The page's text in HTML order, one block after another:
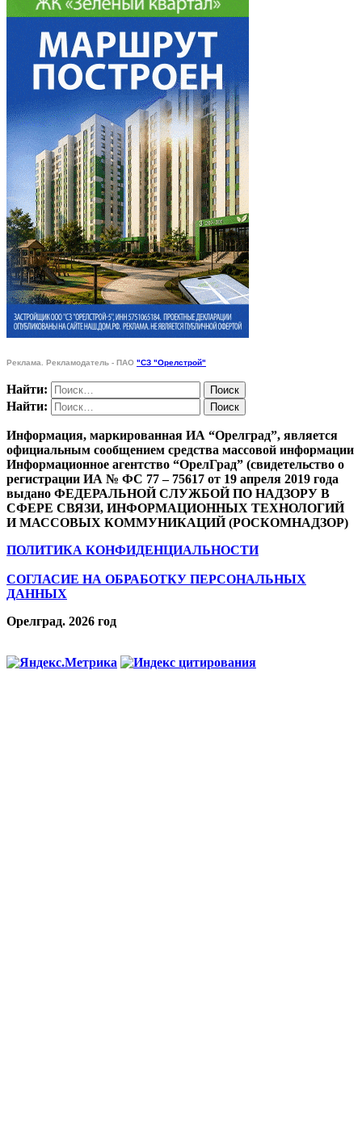
Реклама. Рекламодатель - ПАО "СЗ "Орелстрой"
Найти:
Найти:
Информация, маркированная ИА “Орелград”, является
официальным сообщением средства массовой информации
Информационное агентство “ОрелГрад” (свидетельство о
регистрации ИА № ФС 77 – 75617 от 19 апреля 2019 года
выдано ФЕДЕРАЛЬНОЙ СЛУЖБОЙ ПО НАДЗОРУ В
СФЕРЕ СВЯЗИ, ИНФОРМАЦИОННЫХ ТЕХНОЛОГИЙ
И МАССОВЫХ КОММУНИКАЦИЙ (РОСКОМНАДЗОР)
ПОЛИТИКА КОНФИДЕНЦИАЛЬНОСТИ
СОГЛАСИЕ НА ОБРАБОТКУ ПЕРСОНАЛЬНЫХ
ДАННЫХ
Орелград. 2026 год